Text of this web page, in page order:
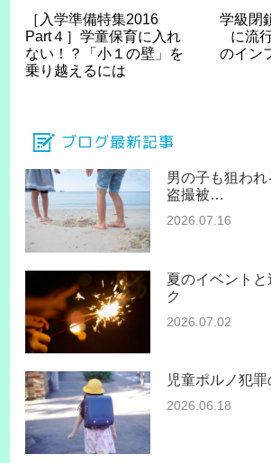
［入学準備特集2016
Part４］学童保育に入れ
ない！？「小１の壁」を
乗り越えるには
学級閉
に流
のイン
ブログ最新記事
男の子も狙わ
盗撮被…
2026.07.16
夏のイベントと
ク
2026.07.02
児童ポルノ犯罪
2026.06.18